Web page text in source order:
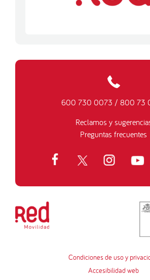
600 730 0073 / 800 73
Reclamos y
Preguntas frecuentes
Condiciones de uso y
Accesibilidad web